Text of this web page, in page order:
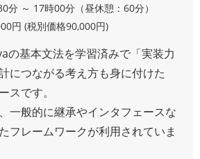
分 ～ 17時00分（昼休憩：60分）
円 (税別価格90,000円)
の基本文法を学習済みで「実装力
につながる考え方も身に付けた
スです。
一般的に継承やインタフェースな
フレームワークが利用されていま